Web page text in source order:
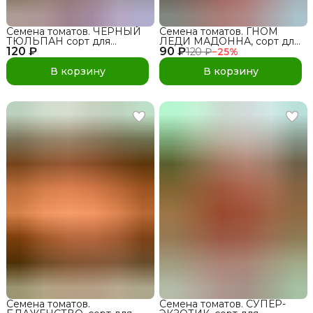
120 ₽
Семена томатов. ЧЕРНЫЙ
ТЮЛЬПАН сорт для
открытого грунта и теплиц
В корзину
90 ₽120 ₽−25%
Семена томатов. ГНОМ
ЛЕДИ МАДОННА, сорт для
открытого грунта и теплиц
В корзину
Семена томатов. Семена томатов. СУПЕР-